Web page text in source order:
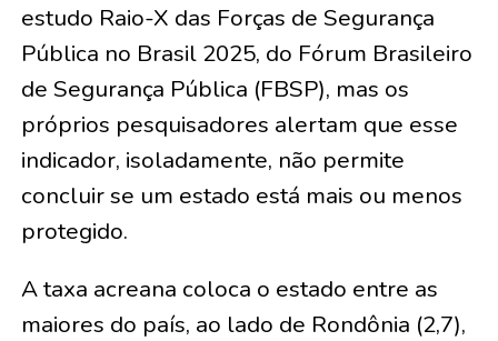
estudo Raio-X das Forças de Segurança
Pública no Brasil 2025, do Fórum Brasileiro
de Segurança Pública (FBSP), mas os
próprios pesquisadores alertam que esse
indicador, isoladamente, não permite
concluir se um estado está mais ou menos
protegido.
A taxa acreana coloca o estado entre as
maiores do país, ao lado de Rondônia (2,7),